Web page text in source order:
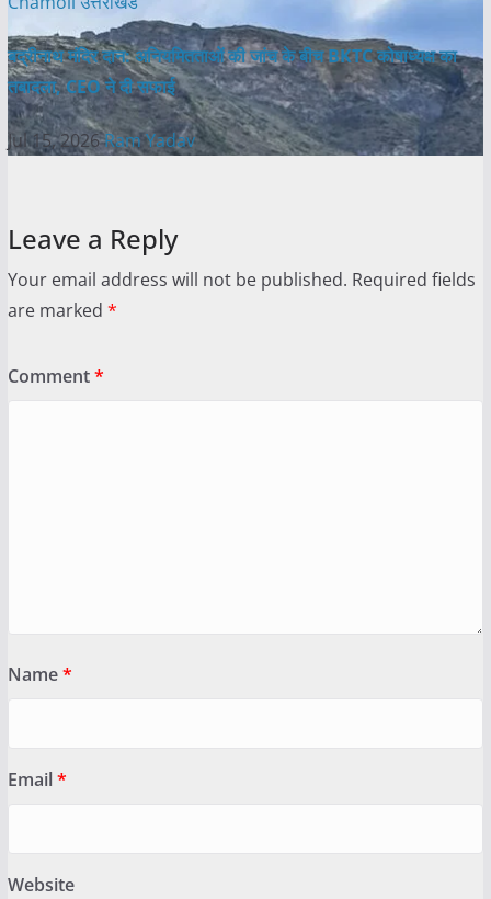
बद्रीनाथ मंदिर दान: अनियमितताओं की जांच के बीच BKTC कोषाध्यक्ष का
तबादला, CEO ने दी सफाई
Jul 15, 2026Ram Yadav
Leave a Reply
Your email address will not be published. Required fields
are marked *
Comment*
Name*
Email*
Website